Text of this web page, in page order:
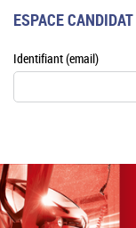
ESPACE CANDIDAT
Identifiant (email)